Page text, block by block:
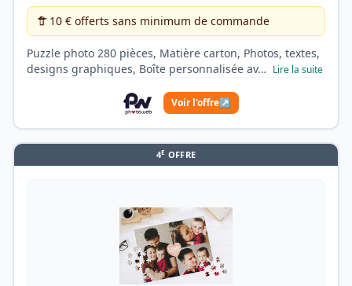
10 € offerts sans minimum de commande
Puzzle photo 280 pièces, Matière carton, Photos, textes,
designs graphiques, Boîte personnalisée av… Lire la suite
Voir l'offre↗
4E OFFRE